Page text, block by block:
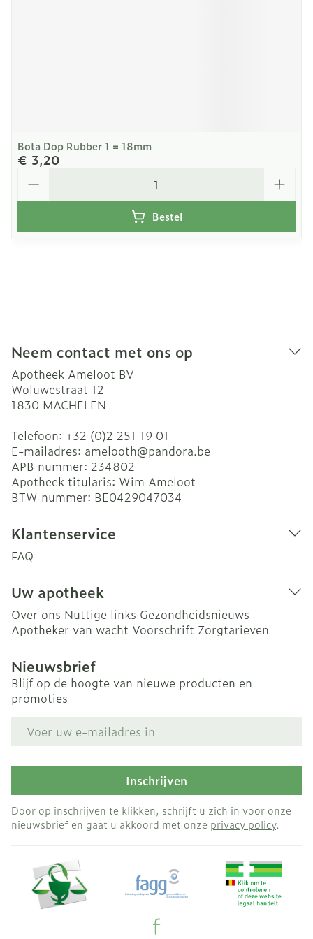
Bota Dop Rubber 1 = 18mm
€ 3,20
Bestel
Neem contact met ons op
Apotheek Ameloot BV
Woluwestraat 12
1830 MACHELEN
Telefoon: +32 (0)2 251 19 01
E-mailadres: amelooth@pandora.be
APB nummer: 234802
Apotheek titularis: Wim Ameloot
BTW nummer: BE0429047034
Klantenservice
FAQ
Uw apotheek
Over ons Nuttige links Gezondheidsnieuws
Apotheker van wacht Voorschrift Zorgtarieven
Nieuwsbrief
Blijf op de hoogte van nieuwe producten en
promoties
Inschrijven
Door op inschrijven te klikken, schrijft u zich in voor onze
nieuwsbrief en gaat u akkoord met onze privacy policy.